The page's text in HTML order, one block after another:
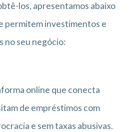
los, apresentamos abaixo
permitem investimentos e
no seu negócio:
online que conecta
de empréstimos com
e sem taxas abusivas.